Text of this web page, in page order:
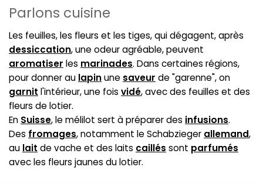
Parlons cuisine
Les feuilles, les fleurs et les tiges, qui dégagent, après
dessiccation, une odeur agréable, peuvent
aromatiser les marinades. Dans certaines régions,
pour donner au lapinune saveur de "garenne", on
garnit l'intérieur, une fois vidé, avec des feuilles et des
fleurs de lotier.
En Suisse, le mélilot sert à préparer des infusions.
Des fromages, notamment le Schabzieger allemand,
au lait de vache et des laits caillés sont parfumés
avec les fleurs jaunes du lotier.